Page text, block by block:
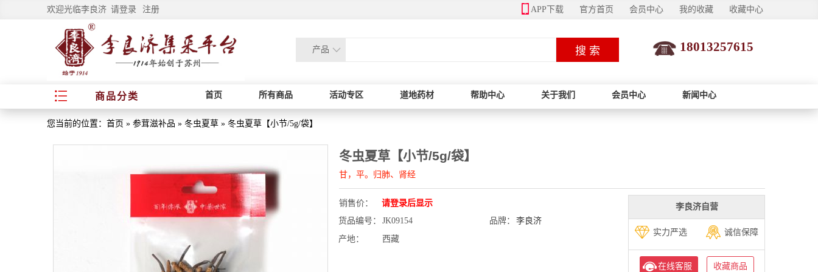
欢迎光临李良济 请登录 注册 APP下载 官方首页 会员中心 我的收藏 收藏中心
产品 搜 索 18013257615
商品分类 首页 所有商品 活动专区 道地药材 帮助中心 关于我们 会员中心 新闻中心
您当前的位置： 首页 » 参茸滋补品 » 冬虫夏草 » 冬虫夏草【小节/5g/袋】
冬虫夏草【小节/5g/袋】
甘，平。归肺、肾经
销售价：
请登录后显示
货品编号：
JK09154 品牌：
李良济
产地：
西藏
李良济自营
实力严选 诚信保障
在线客服 收藏商品